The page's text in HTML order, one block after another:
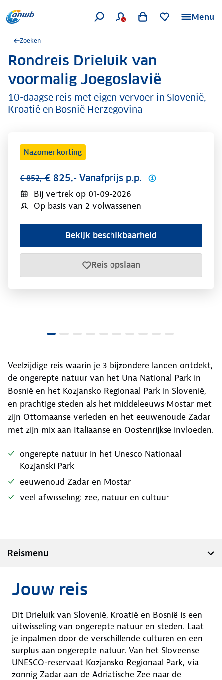
Menu
Zoeken
.Rondreis Drieluik van
voormalig Joegoslavië
10-daagse reis met eigen vervoer in Slovenië,
Kroatië en Bosnië Herzegovina
Nazomer korting
€ 852,-€ 825,- Vanafprijs p.p.
Bij vertrek op 01-09-2026
Op basis van 2 volwassenen
Bekijk beschikbaarheid
Reis opslaan
Veelzijdige reis waarin je 3 bijzondere landen ontdekt,
de ongerepte natuur van het Una National Park in
Bosnië en het Kozjansko Regionaal Park in Slovenië,
en prachtige steden als het middeleeuws Mostar met
zijn Ottomaanse verleden en het eeuwenoude Zadar
met zijn mix aan Italiaanse en Oostenrijkse invloeden.
ongerepte natuur in het Unesco Nationaal
Kozjanski Park
eeuwenoud Zadar en Mostar
veel afwisseling: zee, natuur en cultuur
Reismenu
Jouw reis
Dit Drieluik van Slovenië, Kroatië en Bosnië is een
uitwisseling van ongerepte natuur en steden. Laat
je inpalmen door de verschillende culturen en een
surplus aan ongerepte natuur. Van het Sloveense
UNESCO-reservaat Kozjansko Regionaal Park, via
zonnig Zadar aan de Adriatische Zee naar de